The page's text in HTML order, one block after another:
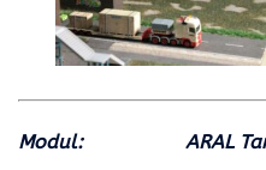
Modul: ARAL